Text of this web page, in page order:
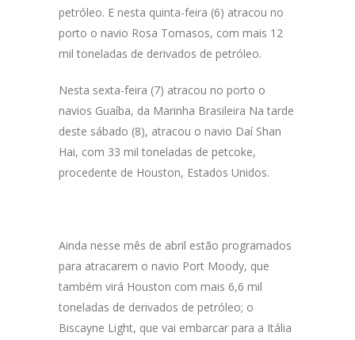
petróleo. E nesta quinta-feira (6) atracou no
porto o navio Rosa Tomasos, com mais 12
mil toneladas de derivados de petróleo.
Nesta sexta-feira (7) atracou no porto o
navios Guaíba, da Marinha Brasileira Na tarde
deste sábado (8), atracou o navio Daí Shan
Hai, com 33 mil toneladas de petcoke,
procedente de Houston, Estados Unidos.
Ainda nesse mês de abril estão programados
para atracarem o navio Port Moody, que
também virá Houston com mais 6,6 mil
toneladas de derivados de petróleo; o
Biscayne Light, que vai embarcar para a Itália